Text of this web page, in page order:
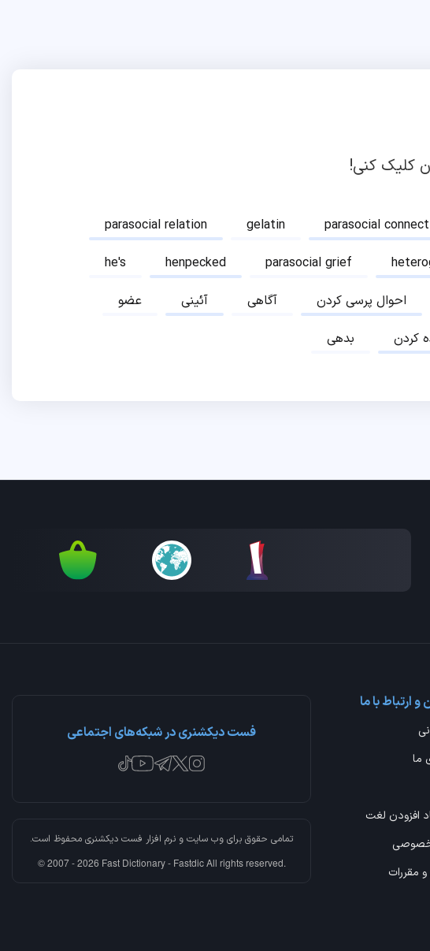
کلیک کنی!
parasocial relation gelatin parasocial
he's
henpecked parasocial grief
عضو
آئینی آگاهی احوال پرسی کردن
بدهی
کردن
و ارتباط با ما
ما
افزودن لغت
و مقررات
فست دیکشنری در شبکه‌های اجتماعی
تمامی حقوق برای وب سایت و نرم افزار فست دیکشنریمحفوظ است.
© 2007 - 2026 Fast Dictionary - Fastdic All rights reserved.